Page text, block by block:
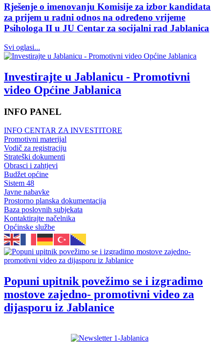
Rješenje o imenovanju Komisije za izbor kandidata
za prijem u radni odnos na određeno vrijeme
Psihologa II u JU Centar za socijalni rad Jablanica
Svi oglasi...
Investirajte u Jablanicu - Promotivni
video Općine Jablanica
INFO PANEL
INFO CENTAR ZA INVESTITORE
Promotivni materijal
Vodič za registraciju
Strateški dokumenti
Obrasci i zahtjevi
Budžet općine
Sistem 48
Javne nabavke
Prostorno planska dokumentacija
Baza poslovnih subjekata
Kontaktirajte načelnika
Općinske službe
Popuni upitnik povežimo se i izgradimo
mostove zajedno- promotivni video za
dijasporu iz Jablanice